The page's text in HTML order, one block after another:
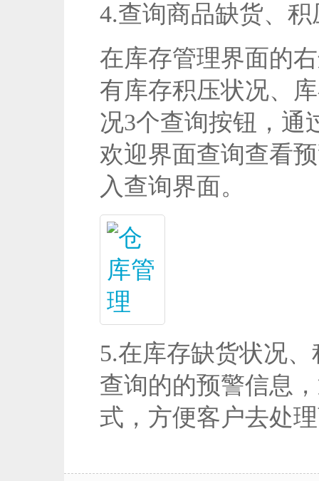
4.查询商品缺货、
在库存管理界面的
有库存积压状况、
况3个查询按钮，通
欢迎界面查询查看
入查询界面。
5.在库存缺货状况
查询的的预警信息
式，方便客户去处